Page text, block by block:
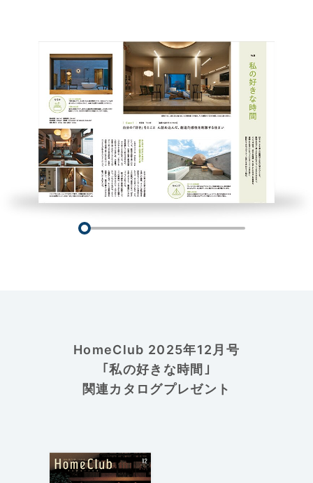
HomeClub 2025年12月号
｢私の好きな時間｣
関連カタログプレゼント